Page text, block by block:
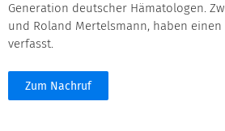
Generation deutscher Hämatologen.
und Roland Mertelsmann, haben einen
verfasst.
Zum Nachruf